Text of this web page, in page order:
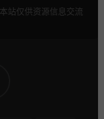
站仅供资源信息交流